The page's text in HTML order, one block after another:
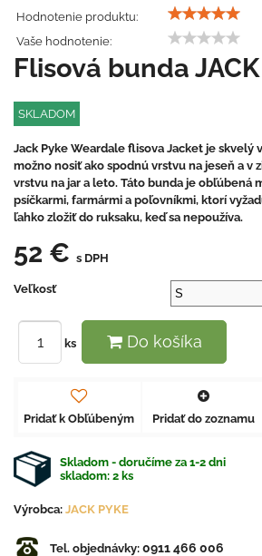
Hodnotenie produktu:
Vaše hodnotenie:
Flisová bunda JACK
SKLADOM
Jack Pyke Weardale flisova Jacket je skvelý
možno nosiť ako spodnú vrstvu na jeseň a v
vrstvu na jar a leto. Táto bunda je obľúbená
psíčkarmi, farmármi a poľovníkmi, ktorí
ľahko zložiť do ruksaku, keď sa nepoužíva.
52 € s DPH
Veľkosť
ks Do košíka
Pridať k Obľúbeným Pridať do zoznamu
Skladom - doručíme za 1-2 dni
skladom: 2 ks
Výrobca: JACK PYKE
Tel. objednávky: 0911 466 006